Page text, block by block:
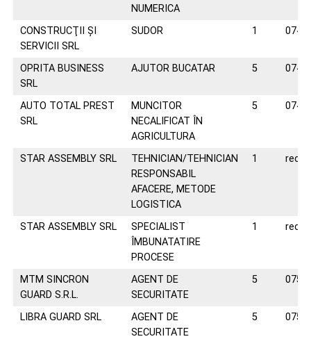
NUMERICA
CONSTRUCŢII ŞI
SERVICII SRL
SUDOR 1
OPRITA BUSINESS
SRL
AJUTOR BUCATAR 5
AUTO TOTAL PREST
SRL
MUNCITOR
NECALIFICAT ÎN
AGRICULTURA
5
STAR ASSEMBLY SRL
TEHNICIAN/TEHNICIAN
RESPONSABIL
AFACERE, METODE
LOGISTICA
1
STAR ASSEMBLY SRL
SPECIALIST
ÎMBUNATATIRE
PROCESE
1
MTM SINCRON
GUARD S.R.L.
AGENT DE
SECURITATE
5
LIBRA GUARD SRL
AGENT DE
SECURITATE
5